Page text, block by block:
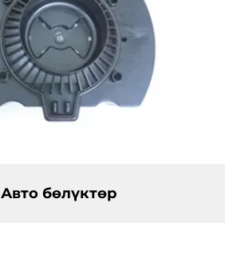
Авто бөлүктөр